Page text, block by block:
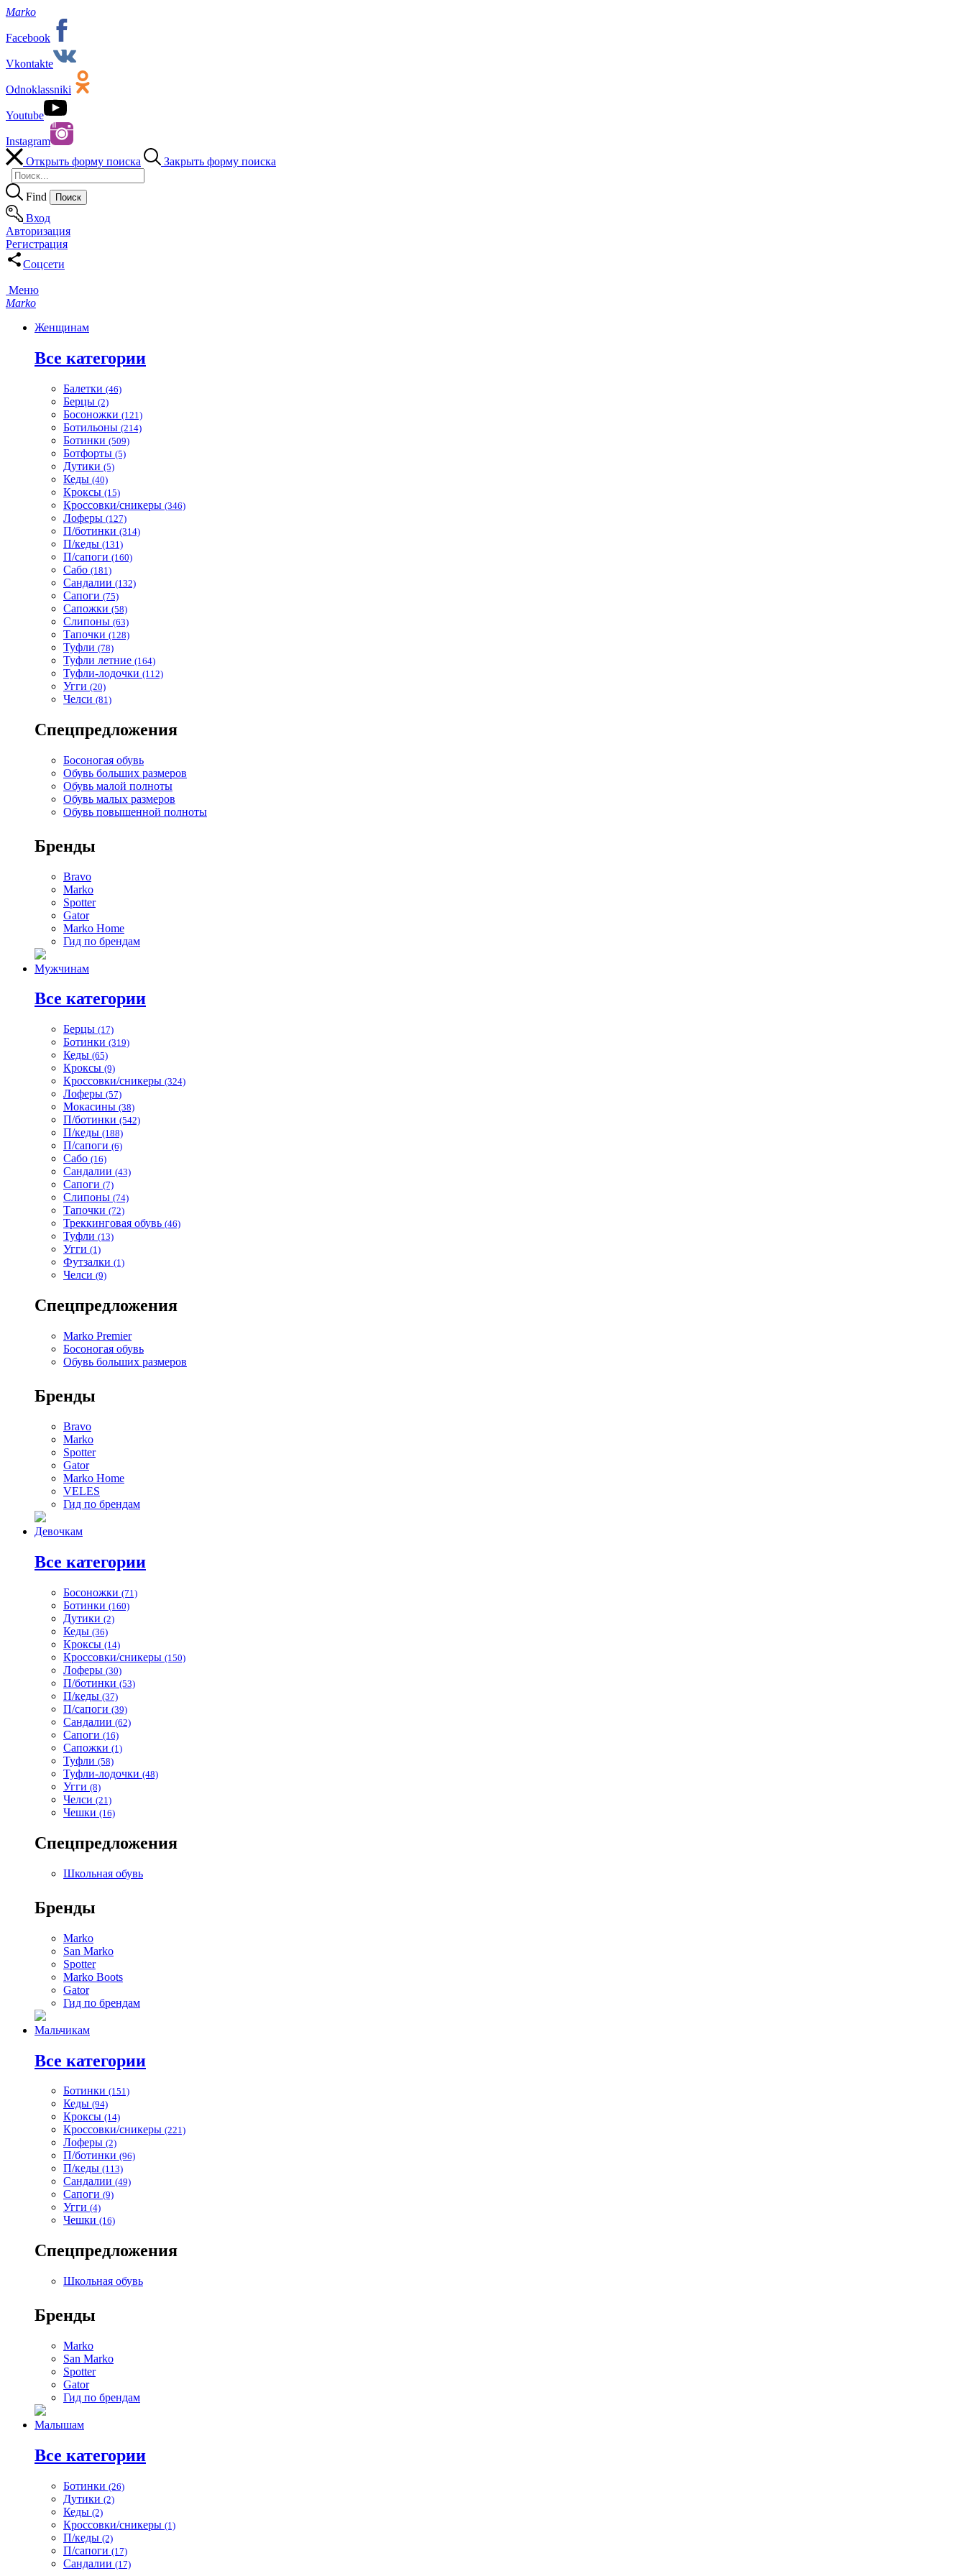
Marko
Facebook
Vkontakte
Odnoklassniki
Youtube
Instagram
Открыть форму поиска
Закрыть форму поиска
Find
Вход
Авторизация
Регистрация
Соцсети
Меню
Marko
Женщинам
Все категории
Балетки (46)
Берцы (2)
Босоножки (121)
Ботильоны (214)
Ботинки (509)
Ботфорты (5)
Дутики (5)
Кеды (40)
Кроксы (15)
Кроссовки/сникеры (346)
Лоферы (127)
П/ботинки (314)
П/кеды (131)
П/сапоги (160)
Сабо (181)
Сандалии (132)
Сапоги (75)
Сапожки (58)
Слипоны (63)
Тапочки (128)
Туфли (78)
Туфли летние (164)
Туфли-лодочки (112)
Угги (20)
Челси (81)
Спецпредложения
Босоногая обувь
Обувь больших размеров
Обувь малой полноты
Обувь малых размеров
Обувь повышенной полноты
Бренды
Bravo
Marko
Spotter
Gator
Marko Home
Гид по брендам
Мужчинам
Все категории
Берцы (17)
Ботинки (319)
Кеды (65)
Кроксы (9)
Кроссовки/сникеры (324)
Лоферы (57)
Мокасины (38)
П/ботинки (542)
П/кеды (188)
П/сапоги (6)
Сабо (16)
Сандалии (43)
Сапоги (7)
Слипоны (74)
Тапочки (72)
Треккинговая обувь (46)
Туфли (13)
Угги (1)
Футзалки (1)
Челси (9)
Спецпредложения
Marko Premier
Босоногая обувь
Обувь больших размеров
Бренды
Bravo
Marko
Spotter
Gator
Marko Home
VELES
Гид по брендам
Девочкам
Все категории
Босоножки (71)
Ботинки (160)
Дутики (2)
Кеды (36)
Кроксы (14)
Кроссовки/сникеры (150)
Лоферы (30)
П/ботинки (53)
П/кеды (37)
П/сапоги (39)
Сандалии (62)
Сапоги (16)
Сапожки (1)
Туфли (58)
Туфли-лодочки (48)
Угги (8)
Челси (21)
Чешки (16)
Спецпредложения
Школьная обувь
Бренды
Marko
San Marko
Spotter
Marko Boots
Gator
Гид по брендам
Мальчикам
Все категории
Ботинки (151)
Кеды (94)
Кроксы (14)
Кроссовки/сникеры (221)
Лоферы (2)
П/ботинки (96)
П/кеды (113)
Сандалии (49)
Сапоги (9)
Угги (4)
Чешки (16)
Спецпредложения
Школьная обувь
Бренды
Marko
San Marko
Spotter
Gator
Гид по брендам
Малышам
Все категории
Ботинки (26)
Дутики (2)
Кеды (2)
Кроссовки/сникеры (1)
П/кеды (2)
П/сапоги (17)
Сандалии (17)